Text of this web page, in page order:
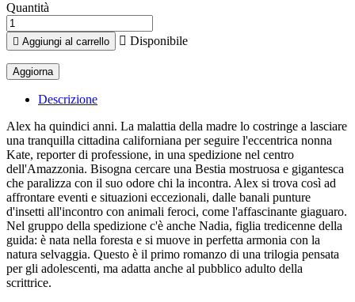
Quantità
 Aggiungi al carrello  Disponibile
Descrizione
Alex ha quindici anni. La malattia della madre lo costringe a lasciare
una tranquilla cittadina californiana per seguire l'eccentrica nonna
Kate, reporter di professione, in una spedizione nel centro
dell'Amazzonia. Bisogna cercare una Bestia mostruosa e gigantesca
che paralizza con il suo odore chi la incontra. Alex si trova così ad
affrontare eventi e situazioni eccezionali, dalle banali punture
d'insetti all'incontro con animali feroci, come l'affascinante giaguaro.
Nel gruppo della spedizione c'è anche Nadia, figlia tredicenne della
guida: è nata nella foresta e si muove in perfetta armonia con la
natura selvaggia. Questo è il primo romanzo di una trilogia pensata
per gli adolescenti, ma adatta anche al pubblico adulto della
scrittrice.